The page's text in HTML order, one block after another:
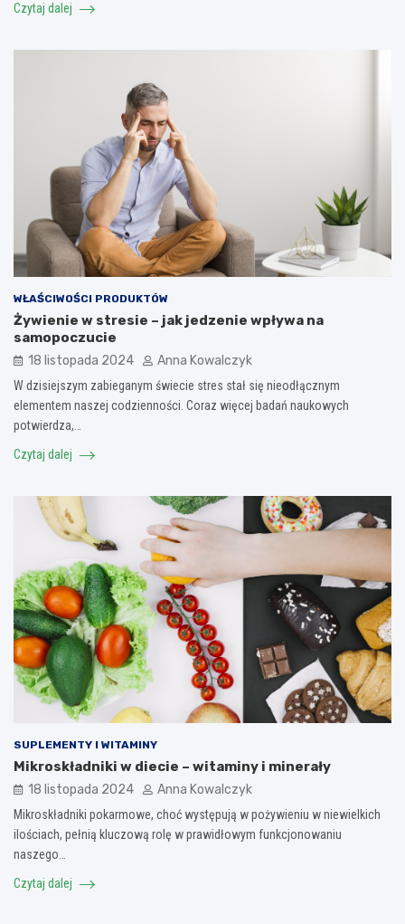
Czytaj dalej
WŁAŚCIWOŚCI PRODUKTÓW
Żywienie w stresie – jak jedzenie wpływa na
samopoczucie
18 listopada 2024 Anna Kowalczyk
W dzisiejszym zabieganym świecie stres stał się nieodłącznym
elementem naszej codzienności. Coraz więcej badań naukowych
potwierdza,…
Czytaj dalej
SUPLEMENTY I WITAMINY
Mikroskładniki w diecie – witaminy i minerały
18 listopada 2024 Anna Kowalczyk
Mikroskładniki pokarmowe, choć występują w pożywieniu w niewielkich
ilościach, pełnią kluczową rolę w prawidłowym funkcjonowaniu
naszego…
Czytaj dalej